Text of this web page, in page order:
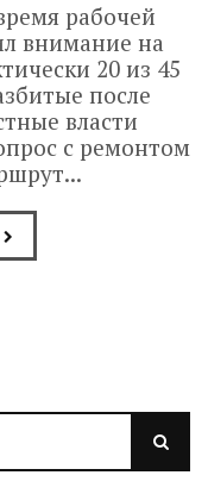
рабочей
внимание на
20 из 45
после
власти
с ремонтом